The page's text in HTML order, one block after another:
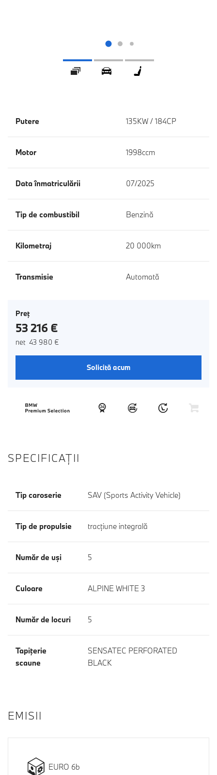
Galerie 360 ° Exterior
Putere 135KW / 184CP
Motor 1998ccm
Data înmatriculării 07/2025
Tip de combustibil Benzină
Kilometraj 20 000km
Transmisie Automată
Preţ
53 216 €
net 43 980 €
Solicită acum
SPECIFICAŢII
Tip caroserie SAV (Sports Activity Vehicle)
Tip de propulsie tracţiune integrală
Număr de uşi 5
Culoare ALPINE WHITE 3
Număr de locuri 5
Tapiţerie
scaune
SENSATEC PERFORATED
BLACK
EMISII
EURO 6b